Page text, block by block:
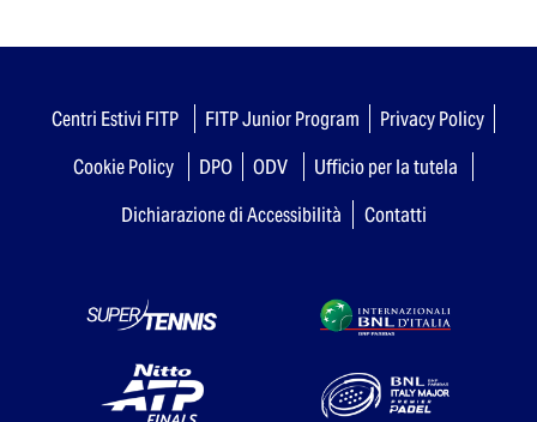
Centri Estivi FITP FITP Junior Program
Privacy Policy
Cookie Policy
DPO ODV
Ufficio per la tutela
Dichiarazione di Accessibilità
Contatti